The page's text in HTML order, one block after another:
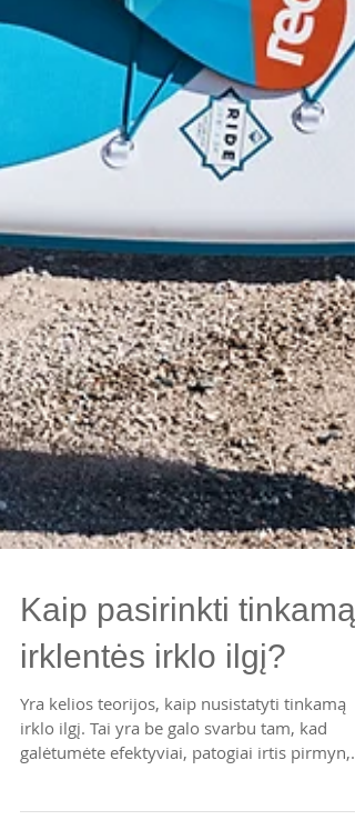
Kaip pasirinkti tinkamą
irklentės irklo ilgį?
Yra kelios teorijos, kaip nusistatyti tinkamą
galėtumėte efektyviai, patogiai irtis pirmyn,...